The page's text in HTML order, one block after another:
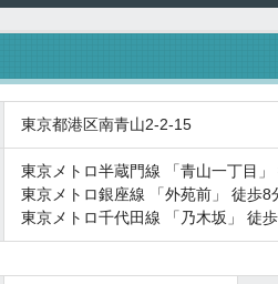
東京都港区南青山2-2-15
東京メトロ半蔵門線 「青山一丁目
東京メトロ銀座線 「外苑前 」 徒歩8
東京メトロ千代田線 「 乃木坂 」 徒